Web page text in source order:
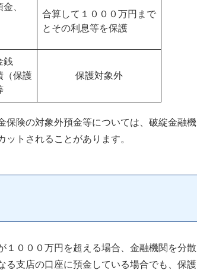
、
合算して１０００万円まで
とその利息等を保護
銭
（保護
保護対象外
険の対象外預金等については、破綻金融機
トされることがあります。
０００万円を超える場合、金融機関を分散
る支店の口座に預金している場合でも、保護